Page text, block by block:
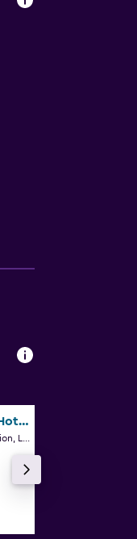
Century Sunshine Hotel Emeishan